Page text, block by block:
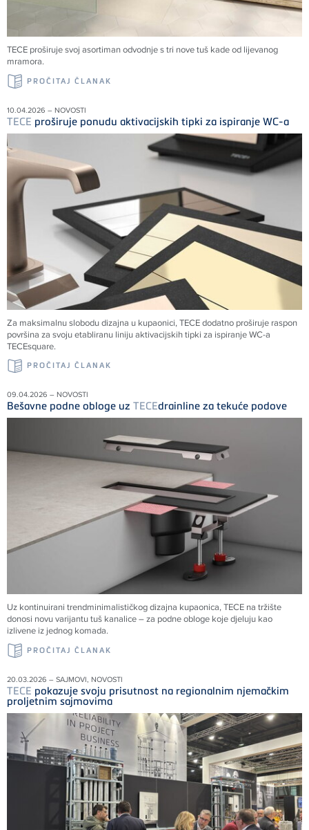
TECE proširuje svoj asortiman odvodnje s tri nove tuš kade od lijevanog
mramora.
PROČITAJ ČLANAK
10.04.2026 – NOVOSTI
TECE proširuje ponudu aktivacijskih tipki za ispiranje WC-a
Za maksimalnu slobodu dizajna u kupaonici,TECEdodatno proširuje raspon
površina za svoju etabliranu liniju aktivacijskih tipki za ispiranje WC-a
TECEsquare.
PROČITAJ ČLANAK
09.04.2026 – NOVOSTI
Bešavne podne obloge uz TECEdrainline za tekuće podove
Uz kontinuirani trendminimalističkog dizajna kupaonica, TECE na tržište
donosi novu varijantu tuš kanalice – za podne obloge koje djeluju kao
izlivene iz jednog komada.
PROČITAJ ČLANAK
20.03.2026 – SAJMOVI, NOVOSTI
TECE pokazuje svoju prisutnost na regionalnim njemačkim
proljetnim sajmovima